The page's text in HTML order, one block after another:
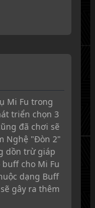
Mi Fu trong
triển chọn 3
đã chơi sẽ
Nghệ "Đòn 2"
dồn trừ giáp
cho Mi Fu
dạng Buff
gây ra thêm